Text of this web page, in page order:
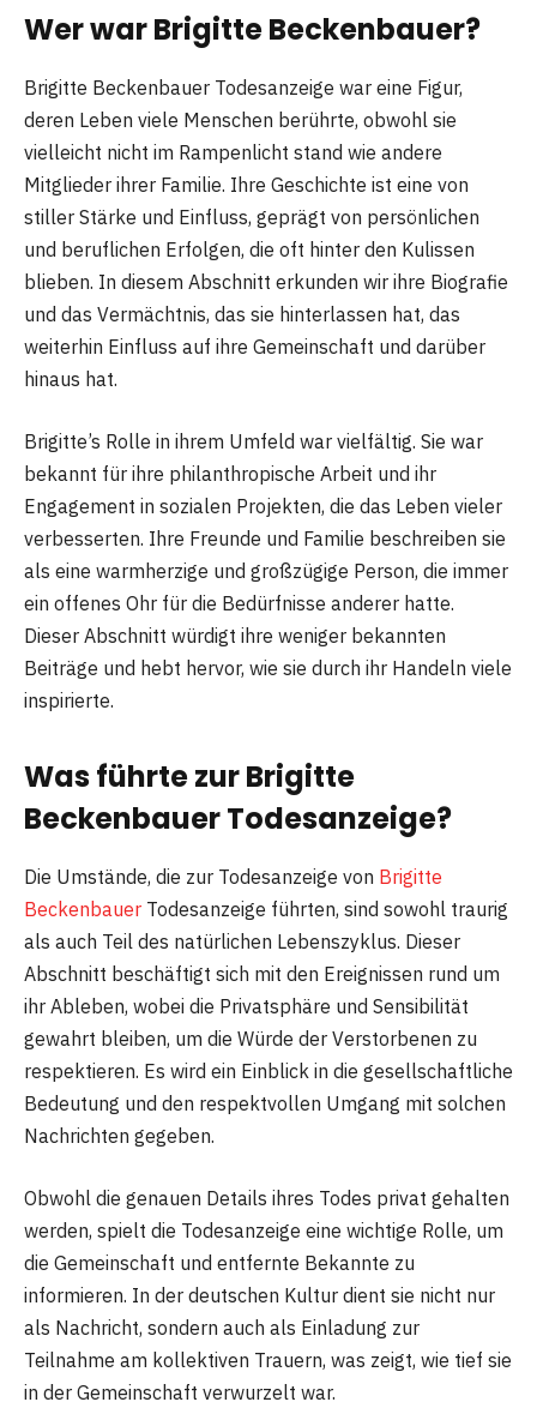
Wer war Brigitte Beckenbauer?
Brigitte Beckenbauer Todesanzeige war eine Figur,
deren Leben viele Menschen berührte, obwohl sie
vielleicht nicht im Rampenlicht stand wie andere
Mitglieder ihrer Familie. Ihre Geschichte ist eine von
stiller Stärke und Einfluss, geprägt von persönlichen
und beruflichen Erfolgen, die oft hinter den Kulissen
blieben. In diesem Abschnitt erkunden wir ihre Biografie
und das Vermächtnis, das sie hinterlassen hat, das
weiterhin Einfluss auf ihre Gemeinschaft und darüber
hinaus hat.
Brigitte’s Rolle in ihrem Umfeld war vielfältig. Sie war
bekannt für ihre philanthropische Arbeit und ihr
Engagement in sozialen Projekten, die das Leben vieler
verbesserten. Ihre Freunde und Familie beschreiben sie
als eine warmherzige und großzügige Person, die immer
ein offenes Ohr für die Bedürfnisse anderer hatte.
Dieser Abschnitt würdigt ihre weniger bekannten
Beiträge und hebt hervor, wie sie durch ihr Handeln viele
inspirierte.
Was führte zur Brigitte
Beckenbauer Todesanzeige?
Die Umstände, die zur Todesanzeige von Brigitte
Beckenbauer Todesanzeige führten, sind sowohl traurig
als auch Teil des natürlichen Lebenszyklus. Dieser
Abschnitt beschäftigt sich mit den Ereignissen rund um
ihr Ableben, wobei die Privatsphäre und Sensibilität
gewahrt bleiben, um die Würde der Verstorbenen zu
respektieren. Es wird ein Einblick in die gesellschaftliche
Bedeutung und den respektvollen Umgang mit solchen
Nachrichten gegeben.
Obwohl die genauen Details ihres Todes privat gehalten
werden, spielt die Todesanzeige eine wichtige Rolle, um
die Gemeinschaft und entfernte Bekannte zu
informieren. In der deutschen Kultur dient sie nicht nur
als Nachricht, sondern auch als Einladung zur
Teilnahme am kollektiven Trauern, was zeigt, wie tief sie
in der Gemeinschaft verwurzelt war.